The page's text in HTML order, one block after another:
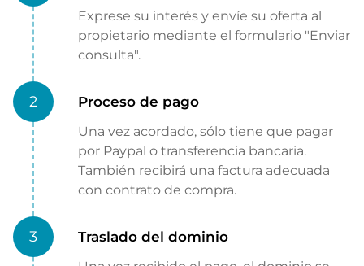
Exprese su interés y envíe su oferta al
propietario mediante el formulario "Enviar
consulta".
2 Proceso de pago
Una vez acordado, sólo tiene que pagar
por Paypal o transferencia bancaria.
También recibirá una factura adecuada
con contrato de compra.
3 Traslado del dominio